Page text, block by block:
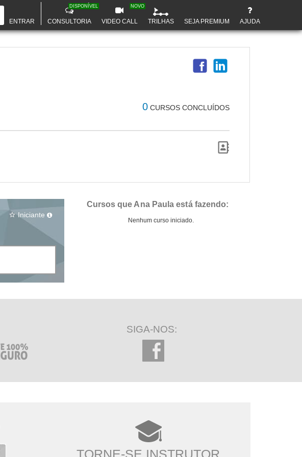
ENTRAR CONSULTORIA
DISPONÍVEL
VIDEO CALL
NOVO
TRILHAS SEJA PREMIUM AJUDA
0 CURSOS CONCLUÍDOS
star_border Iniciante
Cursos que Ana Paula está fazendo:
Nenhum curso iniciado.
SIGA-NOS:
TORNE-SE INSTRUTOR